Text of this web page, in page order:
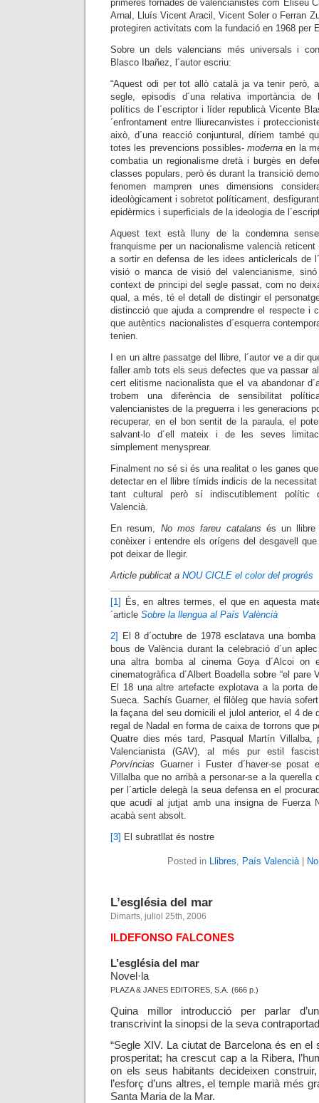
primeres fornades de valencianistes com Eliseu
Arnal, Lluís Vicent Aracil, Vicent Soler o Ferran
protegiren activitats com la fundació en 1968 per
Sobre un dels valencians més universals i
Blasco Ibañez, l´autor escriu:
“Aquest odi per tot allò català ja va tenir però,
segle, episodis d´una relativa importància de
polítics de l´escriptor i líder republicà Vicente
´enfrontament entre lliurecanvistes i
això, d´una reacció conjuntural, díriem també
totes les prevencions possibles-moderna en la
combatia un regionalisme dretà i burgès en
classes populars, però és durant la transició
fenomen mampren unes dimensions
ideològicament i sobretot políticament,
epidèrmics i superficials de la ideologia de
Aquest text està lluny de la condemna
franquisme per un nacionalisme valencià
a sortir en defensa de les idees anticlericals de
visió o manca de visió del valencianisme,
context de principi del segle passat, com no
qual, a més, té el detall de distingir el
distincció que ajuda a comprendre el respecte i
que autèntics nacionalistes d´esquerra
tenien.
I en un altre passatge del llibre, l´autor ve a dir
faller amb tots els seus defectes que va passar
cert elitisme nacionalista que el va abandonar
trobem una diferència de sensibilitat
valencianistes de la preguerra i les generacions
recuperar, en el bon sentit de la paraula, el
salvant-lo d´ell mateix i de les seves
simplement menysprear.
Finalment no sé si és una realitat o les ganes
detectar en el llibre tímids indicis de la
tant
cultural però sí indiscutiblement polític
Valencià.
En resum, No mos fareu catalans és un llibre
conèixer i entendre els orígens del desgavell
pot deixar de llegir.
Article publicat a NOU CICLE el color del progrés
[1]
És, en altres termes, el que en aquesta
´article Sobre la llengua al País Valèncià
2]
El 8 d´octubre de 1978 esclatava una
bous de València durant la celebració d´un
una altra bomba al cinema Goya d´Alcoi on
cinematogràfica d´Albert Boadella sobre “el pare
El 18 una altre artefacte explotava a la porta
Sueca. Sachís Guarner, el filòleg que havia
la façana del seu domicili el julol anterior, el 4 de
regal de Nadal en forma de caixa de torrons que
Quatre dies més tard, Pasqual Martín Villalba,
Valencianista (GAV), al més pur estil
Porvíncias Guarner i Fuster d´haver-se posat
Villalba que no arribà a personar-se a la querella
per l´article delegà la seua defensa en el
que acudí al jutjat amb una insigna de Fuerza
acabà sent absolt.
[3] El subratllat és nostre
Posted in Llibres, País Valencià|
L’església del mar
Dimarts, juliol 25th, 2006
ILDEFONSO FALCONES
L’església del mar
Novel·la
PLAZA & JANES EDITORES, S.A. (666 p.)
Quina millor introducció per parlar
transcrivint la sinopsi de la seva
“Segle XIV. La ciutat de Barcelona és en
prosperitat; ha crescut cap a la Ribera,
on els seus habitants decideixen
l’esforç d’uns altres, el temple marià més
Santa Maria de la Mar.